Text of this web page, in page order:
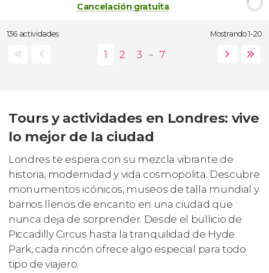
Cancelación gratuita
136 actividades Mostrando 1-20
...
Tours y actividades en Londres: vive
lo mejor de la ciudad
Londres te espera con su mezcla vibrante de
historia, modernidad y vida cosmopolita. Descubre
monumentos icónicos, museos de talla mundial y
barrios llenos de encanto en una ciudad que
nunca deja de sorprender. Desde el bullicio de
Piccadilly Circus hasta la tranquilidad de Hyde
Park, cada rincón ofrece algo especial para todo
tipo de viajero.